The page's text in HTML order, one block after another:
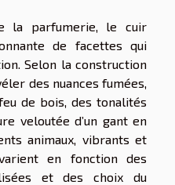
la parfumerie, le cuir
de facettes qui
Selon la construction
des nuances fumées,
de bois, des tonalités
veloutée d’un gant en
animaux, vibrants et
en fonction des
et des choix du